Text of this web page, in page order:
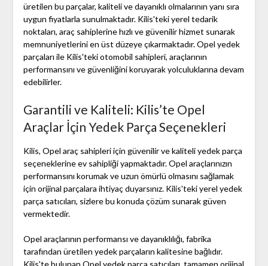
üretilen bu parçalar, kaliteli ve dayanıklı olmalarının yanı sıra
uygun fiyatlarla sunulmaktadır. Kilis'teki yerel tedarik
noktaları, araç sahiplerine hızlı ve güvenilir hizmet sunarak
memnuniyetlerini en üst düzeye çıkarmaktadır. Opel yedek
parçaları ile Kilis'teki otomobil sahipleri, araçlarının
performansını ve güvenliğini koruyarak yolculuklarına devam
edebilirler.
Garantili ve Kaliteli: Kilis’te Opel
Araçlar İçin Yedek Parça Seçenekleri
Kilis, Opel araç sahipleri için güvenilir ve kaliteli yedek parça
seçeneklerine ev sahipliği yapmaktadır. Opel araçlarınızın
performansını korumak ve uzun ömürlü olmasını sağlamak
için orijinal parçalara ihtiyaç duyarsınız. Kilis'teki yerel yedek
parça satıcıları, sizlere bu konuda çözüm sunarak güven
vermektedir.
Opel araçlarının performansı ve dayanıklılığı, fabrika
tarafından üretilen yedek parçaların kalitesine bağlıdır.